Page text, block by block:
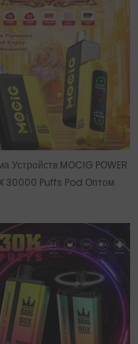
Устройств MOCIG POWER
30000 Puffs Pod Оптом